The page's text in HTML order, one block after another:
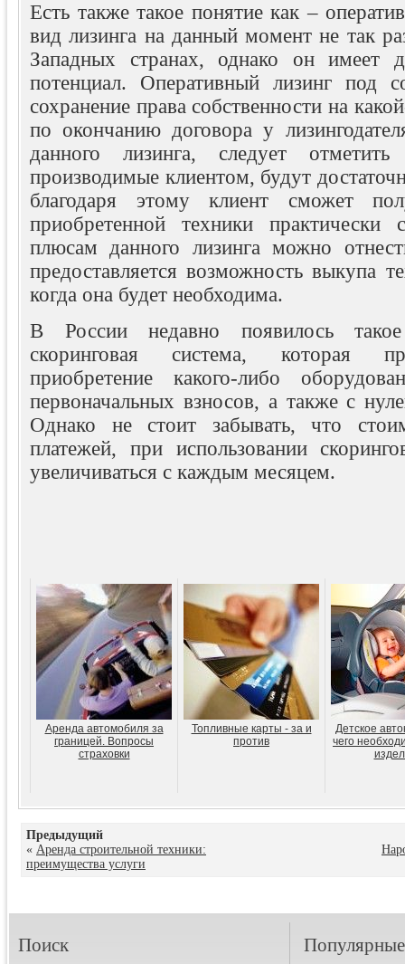
Есть также такое понятие как –
вид лизинга на данный момент не так
Западных странах, однако он имеет
потенциал. Оперативный лизинг под
сохранение права собственности на
по окончанию договора у
данного лизинга, следует
производимые клиентом, будут
благодаря этому клиент сможет
приобретенной техники
плюсам данного лизинга можно
предоставляется возможность выкупа
когда она будет необходима.
В России недавно появилось
скоринговая система, которая
приобретение какого-либо
первоначальных взносов, а также с
Однако не стоит забывать, что
платежей, при использовании
увеличиваться с каждым месяцем.
Аренда автомобиля за
границей. Вопросы
страховки
Топливные карты - за и
против
Детское
чего
Предыдущий
« Аренда строительной техники:
преимущества услуги
Поиск Популярные